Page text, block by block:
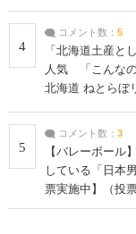
4
コメント数： 5
「北海道土産と
人気 「こんなの
北海道 ねとらぼ
5
コメント数： 3
【バレーボール
している「日本
票実施中】（投